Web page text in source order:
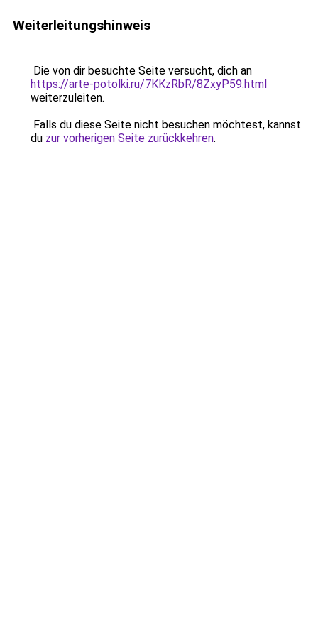
Weiterleitungshinweis
Die von dir besuchte Seite versucht, dich an
https://arte-potolki.ru/7KKzRbR/8ZxyP59.html
weiterzuleiten.
Falls du diese Seite nicht besuchen möchtest, kannst
du zur vorherigen Seite zurückkehren.